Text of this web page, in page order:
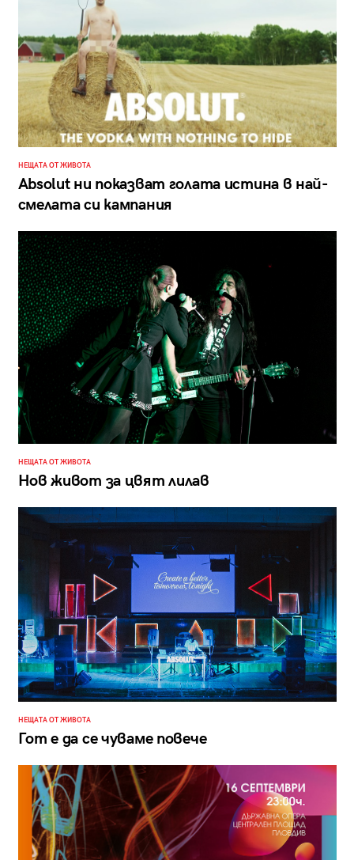
НЕЩАТА ОТ ЖИВОТА
Absolut ни показват голата истина в най-
смелата си кампания
НЕЩАТА ОТ ЖИВОТА
Нов живот за цвят лилав
НЕЩАТА ОТ ЖИВОТА
Гот е да се чуваме повече